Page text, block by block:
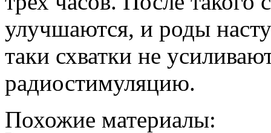
улучшаются, и роды
таки схватки не
радиостимуляцию.
Похожие материалы: